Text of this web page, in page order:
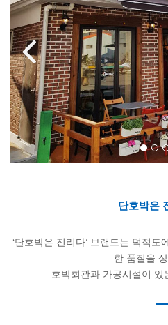
단호박은
‘단호박은 진리다’ 브랜드는 덕적
한 품질을
호박회관과 가공시설이 있